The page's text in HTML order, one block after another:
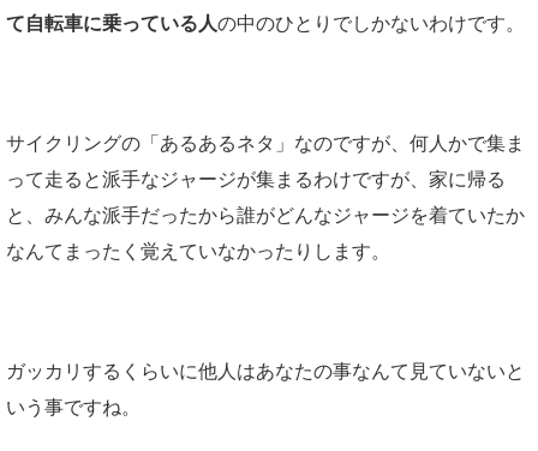
て自転車に乗っている人の中のひとりでしかないわけです。
サイクリングの「あるあるネタ」なのですが、何人かで集ま
って走ると派手なジャージが集まるわけですが、家に帰る
と、みんな派手だったから誰がどんなジャージを着ていたか
なんてまったく覚えていなかったりします。
ガッカリするくらいに他人はあなたの事なんて見ていないと
いう事ですね。